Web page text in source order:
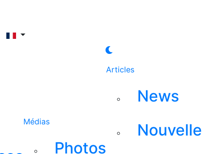
Médias
Photos
Articles
News
Nouvelle